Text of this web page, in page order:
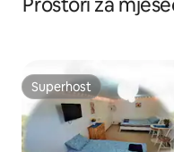
Superhost
Superhost